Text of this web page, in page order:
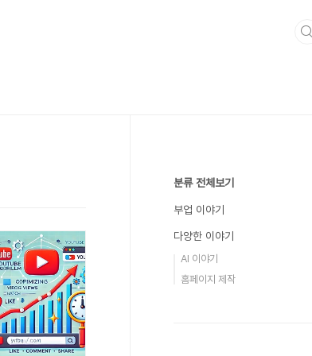
분류 전체보기
부업 이야기
다양한 이야기
AI 이야기
홈페이지 제작